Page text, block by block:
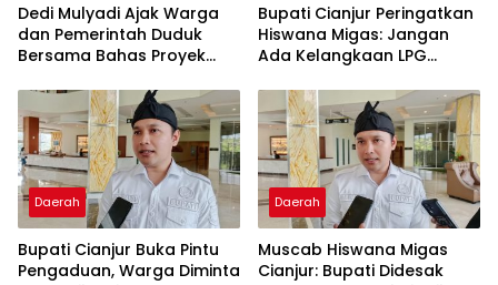
Dedi Mulyadi Ajak Warga
dan Pemerintah Duduk
Bersama Bahas Proyek
Bupati Cianjur Peringatkan
Hiswana Migas: Jangan
Ada Kelangkaan LPG
dan Spekulasi
Daerah
Bupati Cianjur Buka Pintu
Pengaduan, Warga Diminta
Daerah
Muscab Hiswana Migas
Cianjur: Bupati Didesak